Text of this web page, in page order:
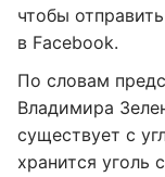
чтобы
в Facebook.
По словам
Владимира
существует с
хранится уголь